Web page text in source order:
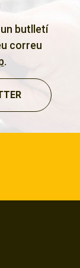
butlletí
correu
.